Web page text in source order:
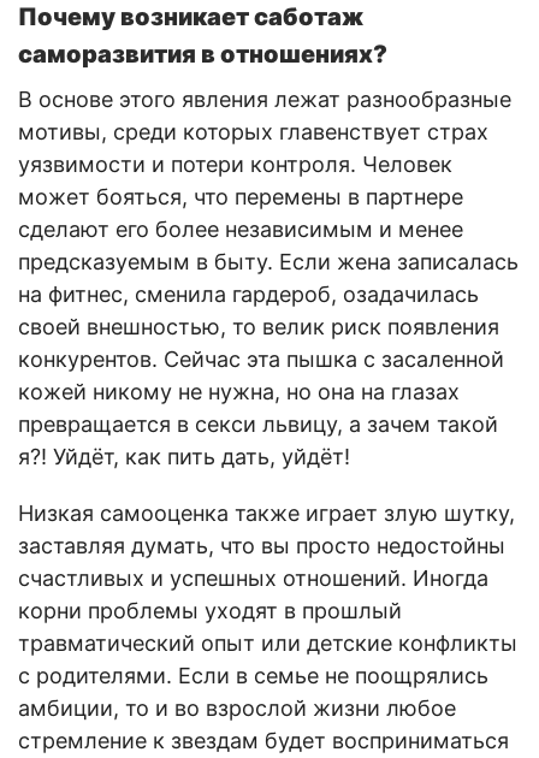
Почему возникает саботаж
саморазвития в отношениях?
В основе этого явления лежат разнообразные
мотивы, среди которых главенствует страх
уязвимости и потери контроля. Человек
может бояться, что перемены в партнере
сделают его более независимым и менее
предсказуемым в быту. Если жена записалась
на фитнес, сменила гардероб, озадачилась
своей внешностью, то велик риск появления
конкурентов. Сейчас эта пышка с засаленной
кожей никому не нужна, но она на глазах
превращается в секси львицу, а зачем такой
я?! Уйдёт, как пить дать, уйдёт!
Низкая самооценка также играет злую шутку,
заставляя думать, что вы просто недостойны
счастливых и успешных отношений. Иногда
корни проблемы уходят в прошлый
травматический опыт или детские конфликты
с родителями. Если в семье не поощрялись
амбиции, то и во взрослой жизни любое
стремление к звездам будет восприниматься